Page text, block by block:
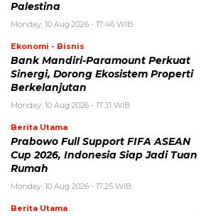
Palestina
Monday, 10 Aug 2026 - 17:46 WIB
Ekonomi - Bisnis
Bank Mandiri-Paramount Perkuat
Sinergi, Dorong Ekosistem Properti
Berkelanjutan
Monday, 10 Aug 2026 - 17:31 WIB
Berita Utama
Prabowo Full Support FIFA ASEAN
Cup 2026, Indonesia Siap Jadi Tuan
Rumah
Monday, 10 Aug 2026 - 17:25 WIB
Berita Utama